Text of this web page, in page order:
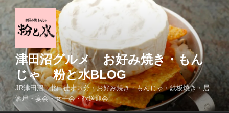
コ
テ
ン
ツ
ス
キ
ッ
津田沼グルメ お好み焼き・もん
じゃ 粉と水BLOG
JR津田沼・北口徒歩３分・お好み焼き・もんじゃ・鉄板焼き・居
酒屋・宴会・女子会・歓送迎会